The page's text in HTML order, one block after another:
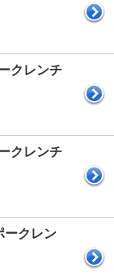
クレンチ
クレンチ
クレン